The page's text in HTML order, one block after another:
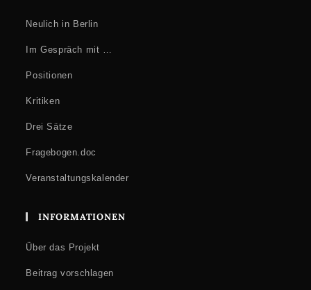
Neulich in Berlin
Im Gespräch mit …
Positionen
Kritiken
Drei Sätze
Fragebogen.doc
Veranstaltungskalender
INFORMATIONEN
Über das Projekt
Beitrag vorschlagen